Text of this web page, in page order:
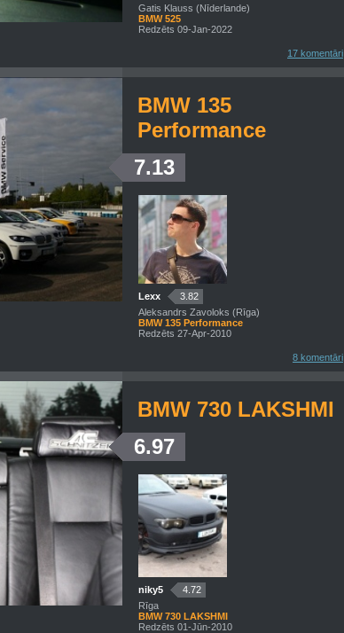
Gatis Klauss (Nīderlande)
BMW 525
Redzēts 09-Jan-2022
17 komentāri
BMW 135
Performance
7.13
Lexx
3.82
Aleksandrs Zavoloks (Rīga)
BMW 135 Performance
Redzēts 27-Apr-2010
8 komentāri
BMW 730 LAKSHMI
6.97
niky5
4.72
Rīga
BMW 730 LAKSHMI
Redzēts 01-Jūn-2010